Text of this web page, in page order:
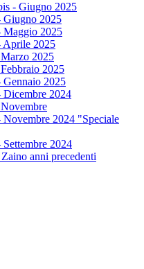
- Giugno 2025
Giugno 2025
Maggio 2025
Aprile 2025
2025
2025
Gennaio 2025
Dicembre 2024
2024 "Speciale
2024
anni precedenti